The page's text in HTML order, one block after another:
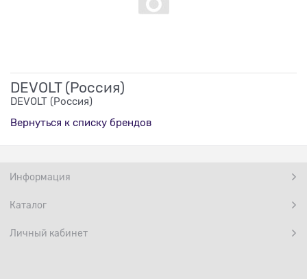
DEVOLT (Россия)
DEVOLT (Россия)
Вернуться к списку брендов
Информация
Каталог
Личный кабинет